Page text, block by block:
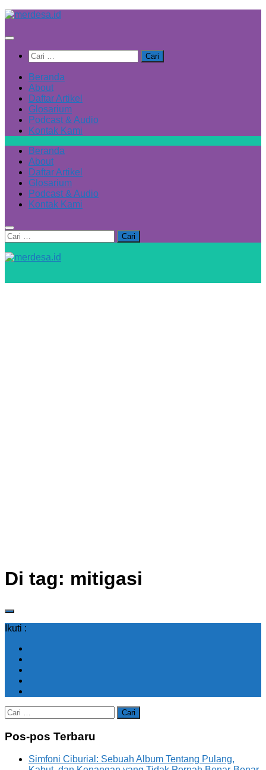
Skip
content
Cari
untuk:
Beranda
About
Daftar Artikel
Glosarium
Podcast & Audio
Kontak Kami
Beranda
About
Daftar Artikel
Glosarium
Podcast & Audio
Kontak Kami
Cari
untuk:
Di tag: mitigasi
Ikuti :
Cari
untuk:
Pos-pos Terbaru
Simfoni Ciburial: Sebuah Album Tentang Pulang,